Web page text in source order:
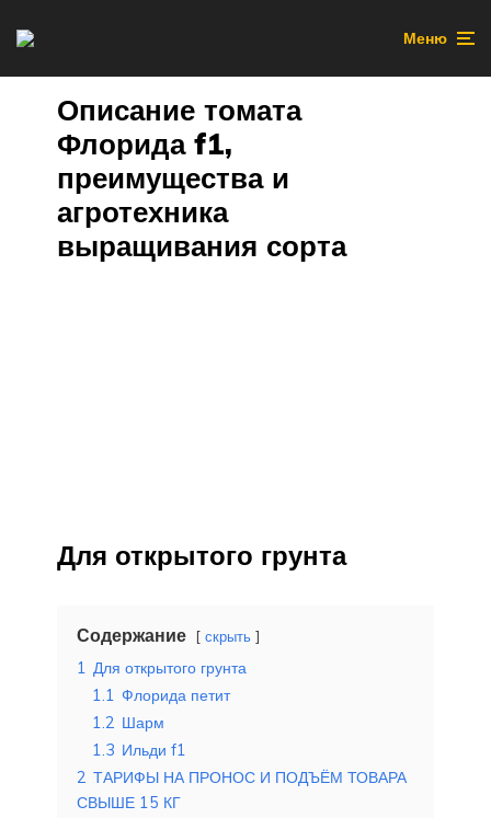
Меню
Описание томата
Флорида f1,
преимущества и
агротехника
выращивания сорта
Для открытого грунта
Содержание скрыть
1 Для открытого грунта
1.1 Флорида петит
1.2 Шарм
1.3 Ильди f1
2 ТАРИФЫ НА ПРОНОС И ПОДЪЁМ ТОВАРА
СВЫШЕ 15 КГ